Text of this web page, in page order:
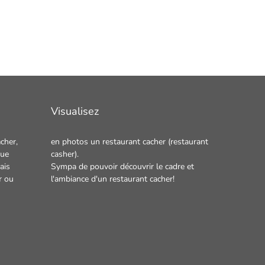
ou
Visualisez
en photos un restaurant cacher (restaurant
casher).
Sympa de pouvoir découvrir le cadre et
l'ambiance d'un restaurant cacher!